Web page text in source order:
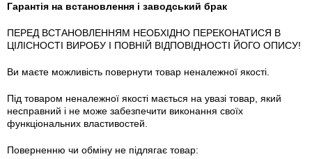
Гарантія на встановлення і заводський брак
ПЕРЕД ВСТАНОВЛЕННЯМ НЕОБХІДНО ПЕРЕКОНАТИСЯ В
ЦІЛІСНОСТІ ВИРОБУ І ПОВНІЙ ВІДПОВІДНОСТІ ЙОГО ОПИСУ!
Ви маєте можливість повернути товар неналежної якості.
Під товаром неналежної якості мається на увазі товар, який
несправний і не може забезпечити виконання своїх
функціональних властивостей.
Поверненню чи обміну не підлягає товар: